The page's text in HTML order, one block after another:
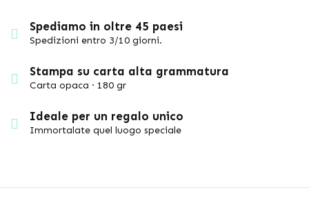
Spediamo in oltre 45 paesi
Spedizioni entro 3/10 giorni.
Stampa su carta alta grammatura
Carta opaca · 180 gr
Ideale per un regalo unico
Immortalate quel luogo speciale